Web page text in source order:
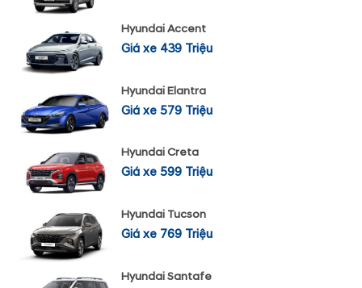
Hyundai Accent
Giá xe 439 Triệu
Hyundai Elantra
Giá xe 579 Triệu
Hyundai Creta
Giá xe 599 Triệu
Hyundai Tucson
Giá xe 769 Triệu
Hyundai Santafe